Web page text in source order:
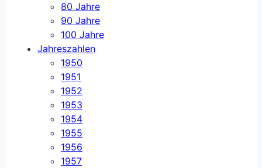
80 Jahre
90 Jahre
100 Jahre
Jahreszahlen
1950
1951
1952
1953
1954
1955
1956
1957